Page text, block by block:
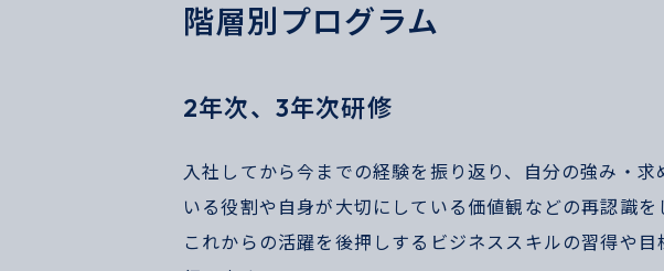
階層別プログラム
2年次、3年次研修
入社してから今までの経験を振り返り、自分の強み・求
いる役割や自身が大切にしている価値観などの再認識を
これからの活躍を後押しするビジネススキルの習得や目